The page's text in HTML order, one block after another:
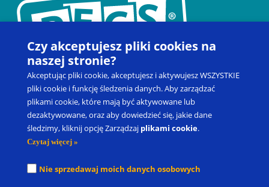
Kontakt Zapisz się na szkolenie Produkty
Moje konto Prawo do odstąpienia od umowy
Picture Exchange Communication System ® ®
Approach to Education
to zastrzeżone znaki towarowe spółki
Czy akceptujesz pliki cookies na
naszej stronie?
Akceptując pliki cookie, akceptujesz i aktywujesz WSZYSTKIE
pliki cookie i funkcję śledzenia danych. Aby zarządzać
plikami cookie, które mają być aktywowane lub
dezaktywowane, oraz aby dowiedzieć się, jakie dane
śledzimy, kliknij opcję Zarządzaj plikami cookie.
Czytaj więcej »
Nie sprzedawaj moich danych osobowych